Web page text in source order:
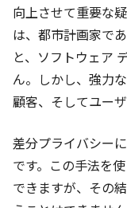
向上させて重要な
は、都市計画家で
と、ソフトウェア
ん。しかし、強力
顧客、そしてユー
差分プライバシー
です。この手法を
できますが、その